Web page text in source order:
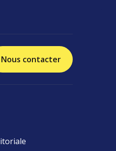
Nous contacter